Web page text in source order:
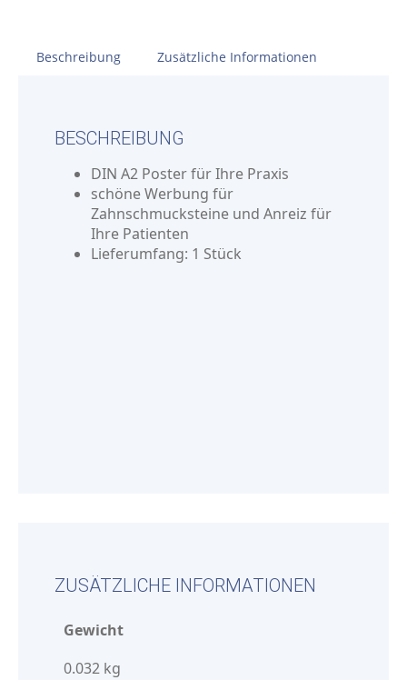
Beschreibung Zusätzliche Informationen
BESCHREIBUNG
DIN A2 Poster für Ihre Praxis
schöne Werbung für
Zahnschmucksteine und Anreiz für
Ihre Patienten
Lieferumfang: 1 Stück
ZUSÄTZLICHE INFORMATIONEN
Gewicht
0.032 kg